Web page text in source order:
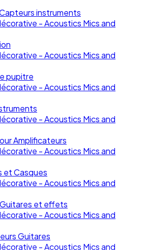
instruments
pupitre
Amplificateurs
et Casques
et effets
Guitares